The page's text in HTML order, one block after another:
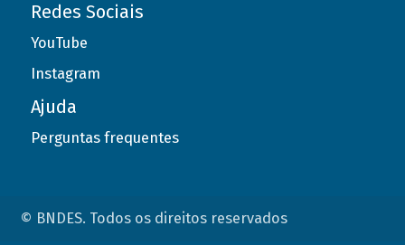
Redes Sociais
YouTube
Instagram
Ajuda
Perguntas frequentes
© BNDES. Todos os direitos reservados